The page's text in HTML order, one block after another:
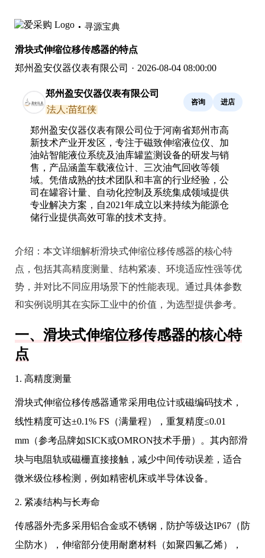
寻源宝典
滑块式伸缩位移传感器的特点
郑州盈安仪器仪表有限公司 · 2026-08-04 08:00:00
郑州盈安仪器仪表有限公司
法人:苗红侠
咨询 进店
郑州盈安仪器仪表有限公司位于河南省郑州市高
新技术产业开发区，专注于磁致伸缩液位仪、加
油站智能液位系统及油库罐监测设备的研发与销
售，产品涵盖车载液位计、三次油气回收等领
域。凭借成熟的技术团队和丰富的行业经验，公
司在罐容计量、自动化控制及系统集成领域提供
专业解决方案，自2021年成立以来持续为能源仓
储行业提供高效可靠的技术支持。
介绍： 本文详细解析滑块式伸缩位移传感器的核心特
点，包括其高精度测量、结构紧凑、环境适应性强等优
势，并对比不同应用场景下的性能表现。通过具体参数
和实例说明其在实际工业中的价值，为选型提供参考。
一、滑块式伸缩位移传感器的核心特
点
1. 高精度测量
滑块式伸缩位移传感器通常采用电位计或磁编码技术，
线性精度可达±0.1% FS（满量程），重复精度≤0.01
mm（参考品牌如SICK或OMRON技术手册）。其内部滑
块与电阻轨或磁栅直接接触，减少中间传动误差，适合
微米级位移检测，例如精密机床或半导体设备。
2. 紧凑结构与长寿命
传感器外壳多采用铝合金或不锈钢，防护等级达IP67（防
尘防水），伸缩部分使用耐磨材料（如聚四氟乙烯），